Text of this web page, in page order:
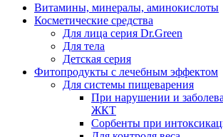
Витамины, минералы, аминокислоты
Косметические средства
Для лица серия Dr.Green
Для тела
Детская серия
Фитопродукты с лечебным эффектом
Для системы пищеварения
При нарушении и
ЖКТ
Сорбенты при